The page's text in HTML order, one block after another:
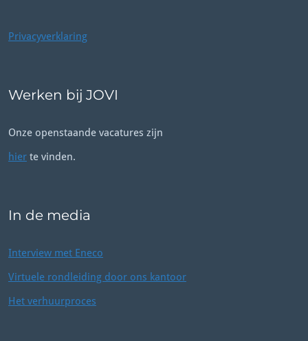
Privacyverklaring
Werken bij JOVI
Onze openstaande vacatures zijn
hier te vinden.
In de media
Interview met Eneco
Virtuele rondleiding door ons kantoor
Het verhuurproces